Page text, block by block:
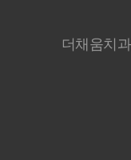
더채움치